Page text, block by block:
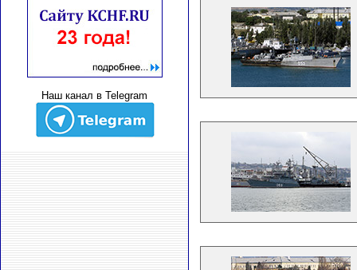
Наш канал в Telegram